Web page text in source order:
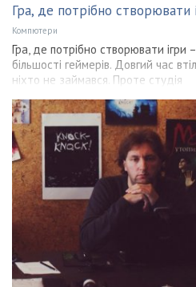
Гра, де потрібно створювати
Компютери
Гра, де потрібно створювати ігри
більшості геймерів. Довгий час
ніхто не займався. Проте студія